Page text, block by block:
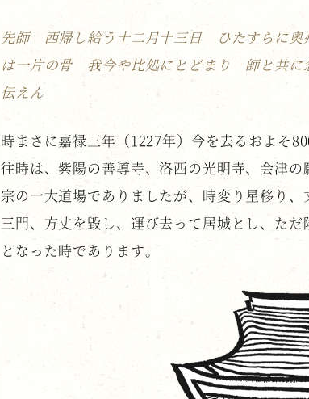
先師 西帰し給う十二月十三日 ひたすらに
は一片の骨 我今や比処にとどまり 師と共に
伝えん
時まさに嘉禄三年（1227年）今を去るおよそ
往時は、紫陽の善導寺、洛西の光明寺、会津
宗の一大道場でありましたが、時変り星移り
三門、方丈を毀し、運び去って居城とし、た
となった時であります。